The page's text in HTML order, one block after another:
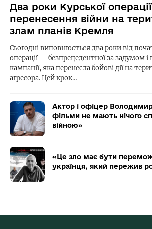
Два роки Курської
перенесення війни на
злам планів Кремля
Сьогодні виповнюється два роки від
операції — безпрецедентної за задумом
кампанії, яка перенесла бойові дії на
агресора. Цей крок…
Актор і офіцер
фільми не мають нічого
війною»
«Це зло має бути
українця, який пережив